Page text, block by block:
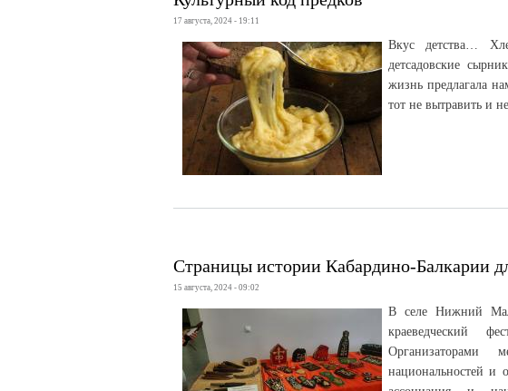
17 августа, 2024 - 19:11
Вкус детства…
детсадовские
жизнь предлагала
тот не вытравить и
Страницы истории Кабардино-Балкарии
15 августа, 2024 - 09:02
В селе Нижний
краеведческий
Организаторами
национальностей и